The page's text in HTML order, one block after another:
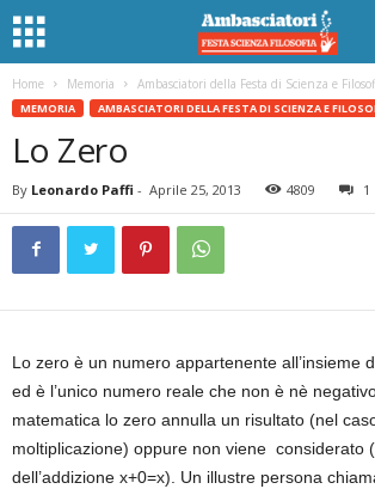
Home Memoria Ambasciatori della Festa di Scienza e
MEMORIA AMBASCIATORI DELLA FESTA DI SCIENZA E
Lo Zero
By Leonardo Paffi - Aprile 25, 2013 4809 1
Lo zero è un numero appartenente all’insieme
ed è l’unico numero reale che non è nè
matematica lo zero annulla un risultato (nel
moltiplicazione) oppure non viene considerato
dell’addizione x+0=x). Un illustre persona